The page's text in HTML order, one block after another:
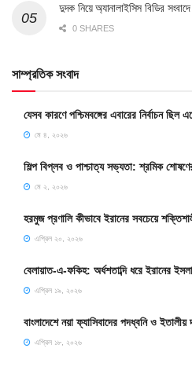
দুদক নিয়ে অ্যানালাইসিস বিডির
0 SHARES
সাম্প্রতিক সংবাদ
যেসব কারণে পশ্চিমবঙ্গের এবারের নির্বাচন ছিল
মে ৪, ২০২৬
শিল্প বিপ্লব ও পাশ্চাত্য সভ্যতা: শ্রমিক
মে ২, ২০২৬
হরমুজ প্রণালি কীভাবে ইরানের সবচেয়ে
এপ্রিল ২০, ২০২৬
বেলায়াত-এ-ফকিহ: অর্ধশতাব্দি ধরে ইরানের
এপ্রিল ১৯, ২০২৬
বাংলাদেশে নয়া ফ্যাসিবাদের পদধ্বনি ও ইতালীয়
এপ্রিল ১৮, ২০২৬